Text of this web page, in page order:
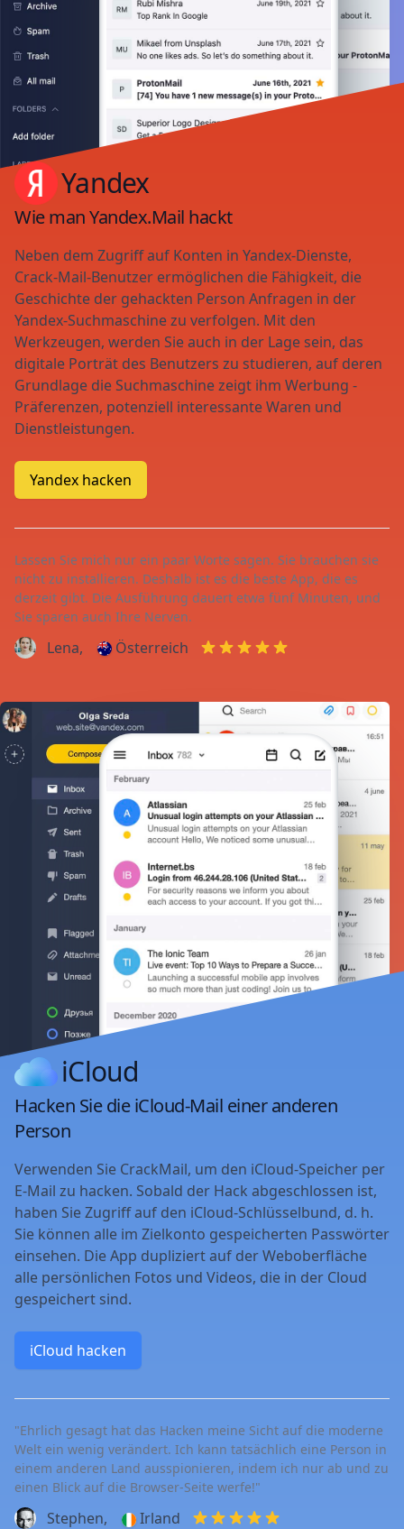
Yandex
Wie man Yandex.Mail hackt
Neben dem Zugriff auf Konten in Yandex-Dienste,
Crack-Mail-Benutzer ermöglichen die Fähigkeit, die
Geschichte der gehackten Person Anfragen in der
Yandex-Suchmaschine zu verfolgen. Mit den
Werkzeugen, werden Sie auch in der Lage sein, das
digitale Porträt des Benutzers zu studieren, auf deren
Grundlage die Suchmaschine zeigt ihm Werbung -
Präferenzen, potenziell interessante Waren und
Dienstleistungen.
Yandex hacken
Lassen Sie mich nur ein paar Worte sagen. Sie brauchen sie
nicht zu installieren. Deshalb ist es die beste App, die es
derzeit gibt. Die Ausführung dauert etwa fünf Minuten, und
Sie sparen auch Ihre Nerven.
Lena, Österreich
iCloud
Hacken Sie die iCloud-Mail einer anderen
Person
Verwenden Sie CrackMail, um den iCloud-Speicher per
E-Mail zu hacken. Sobald der Hack abgeschlossen ist,
haben Sie Zugriff auf den iCloud-Schlüsselbund, d. h.
Sie können alle im Zielkonto gespeicherten Passwörter
einsehen. Die App dupliziert auf der Weboberfläche
alle persönlichen Fotos und Videos, die in der Cloud
gespeichert sind.
iCloud hacken
"Ehrlich gesagt hat das Hacken meine Sicht auf die moderne
Welt ein wenig verändert. Ich kann tatsächlich eine Person in
einem anderen Land ausspionieren, indem ich nur ab und zu
einen Blick auf die Browser-Seite werfe!"
Stephen, Irland